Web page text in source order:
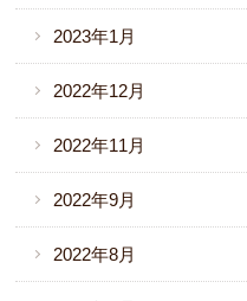
2023年1月
2022年12月
2022年11月
2022年9月
2022年8月